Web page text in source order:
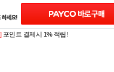
포인트 적립 혜택 2배 UP!
포인트 결제시 1% 적립!
(0)